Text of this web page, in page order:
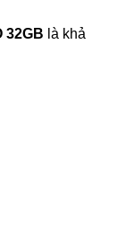
32GB là khả